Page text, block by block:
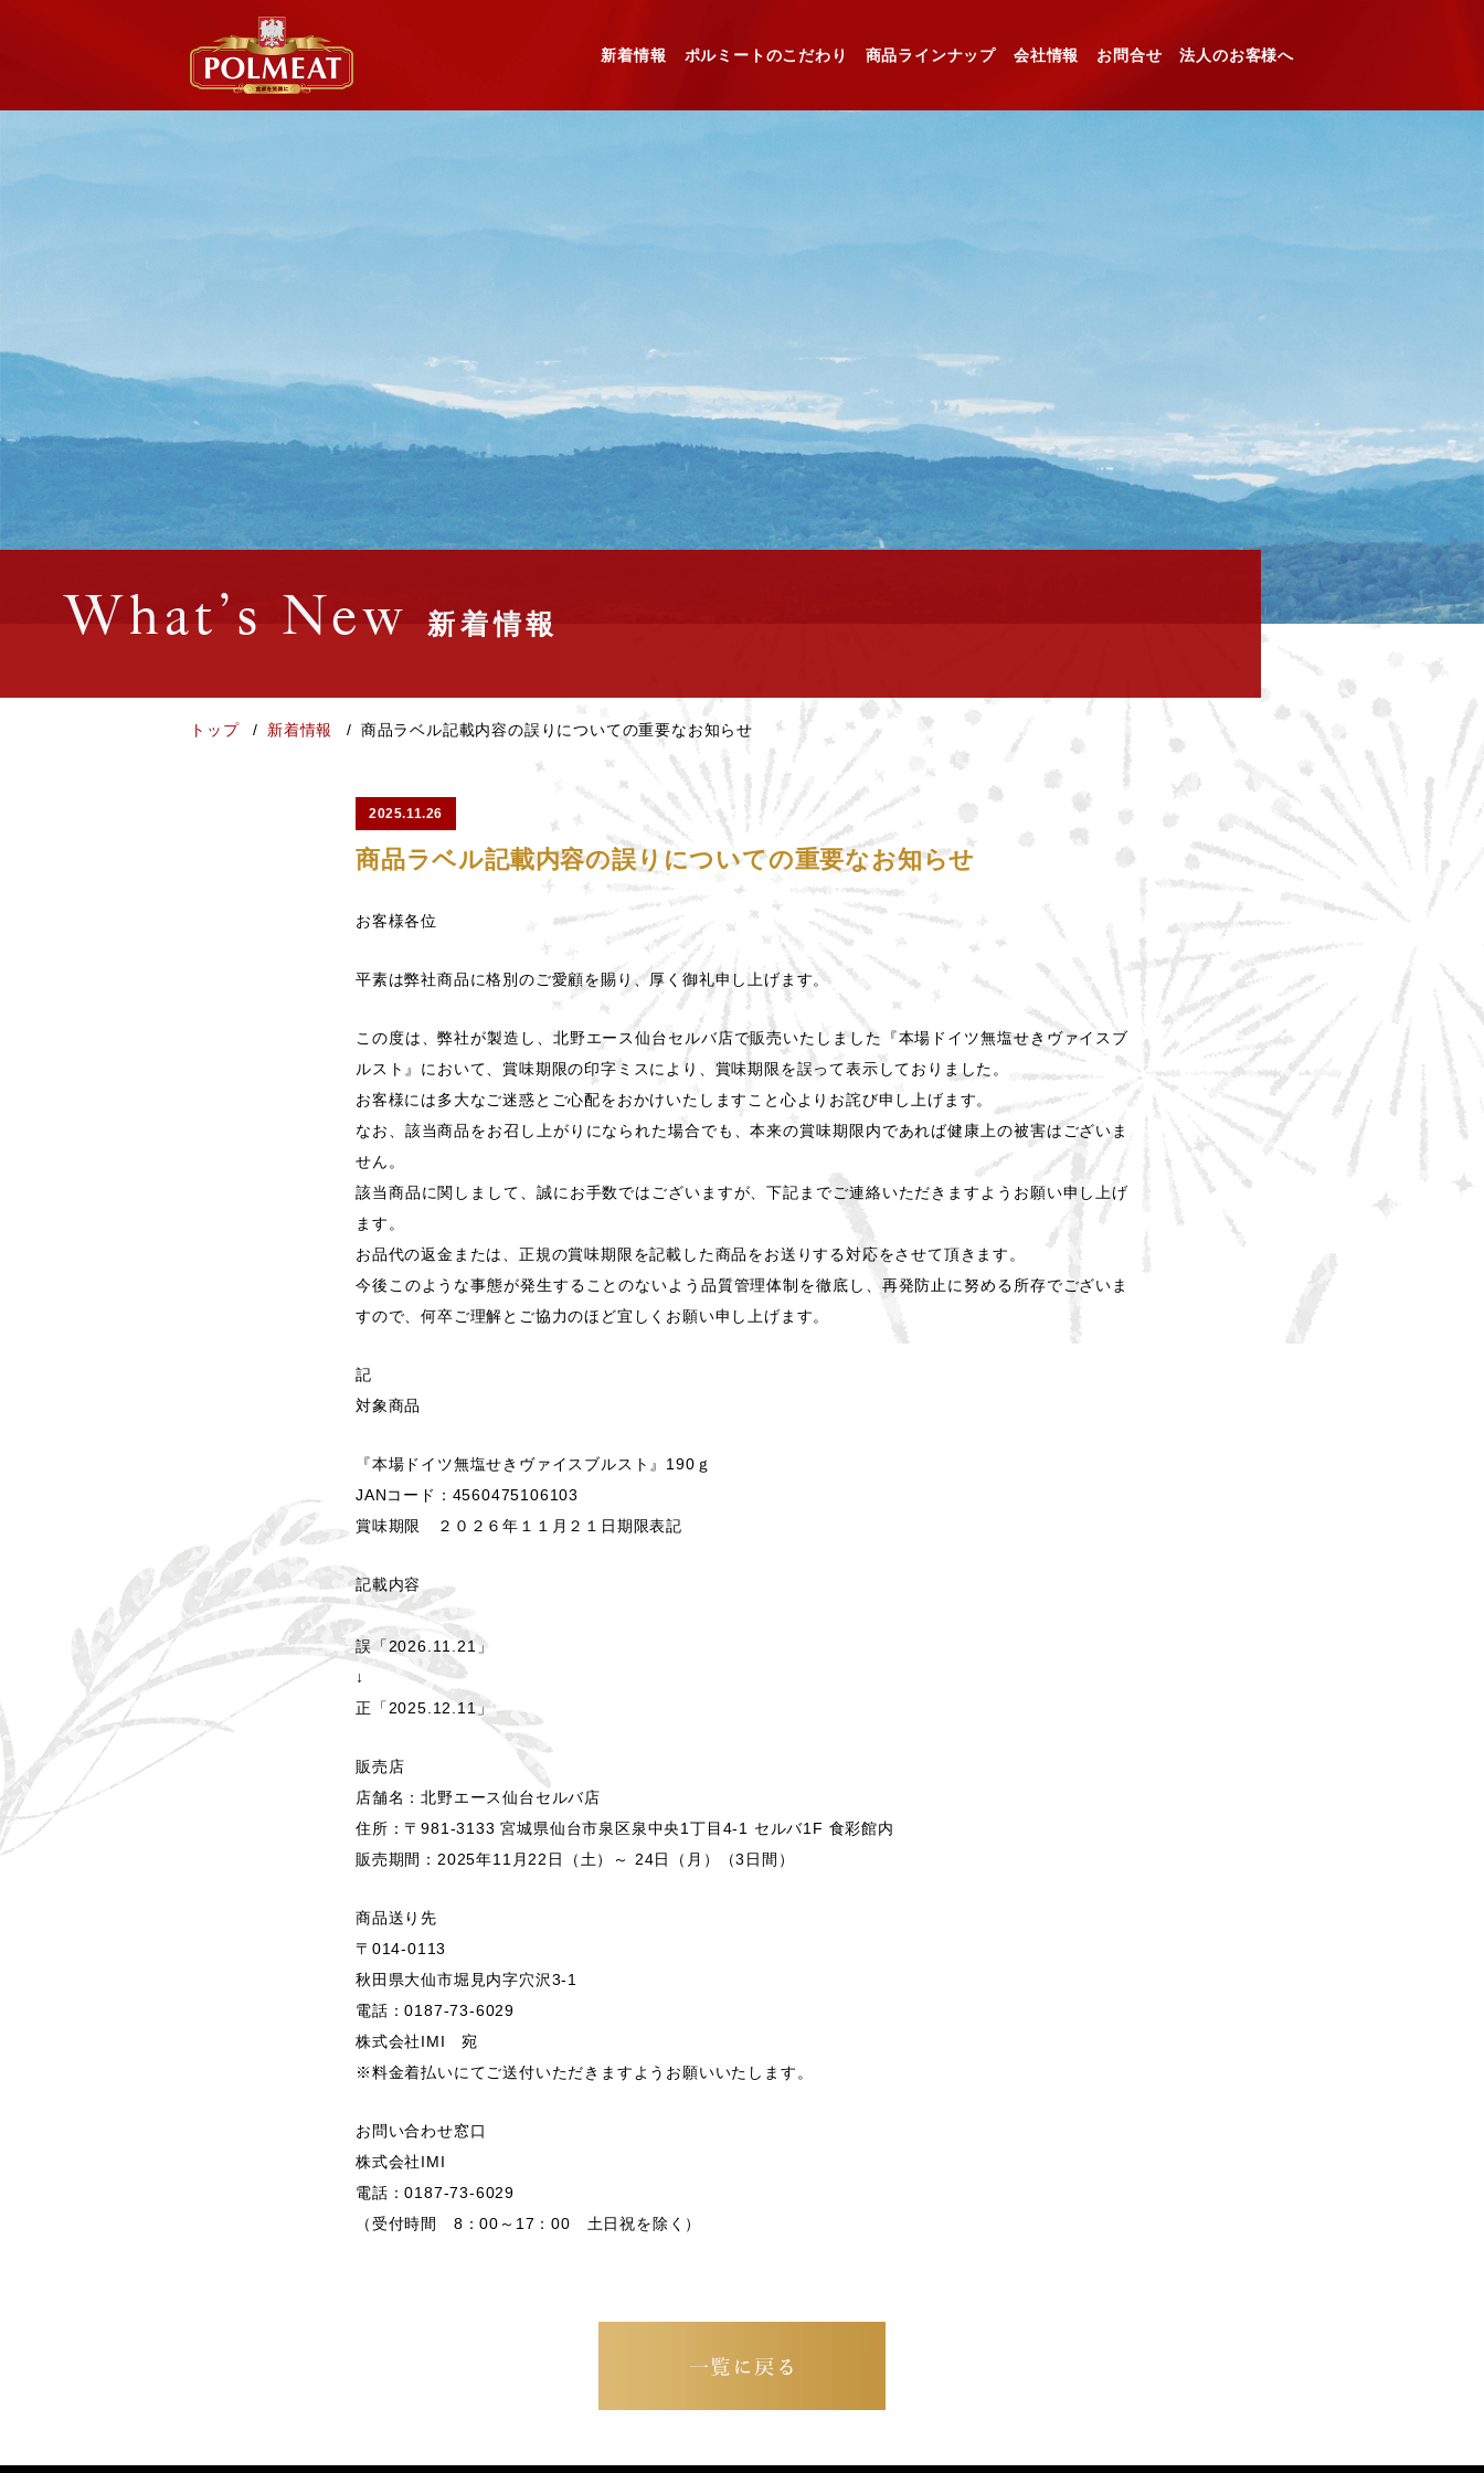
新着情報 ポルミートのこだわり 商品ラインナップ 会社情報 お問合せ 法人のお客様へ
What’s New 新着情報
トップ 新着情報 商品ラベル記載内容の誤りについての重要なお知らせ
2025.11.26
商品ラベル記載内容の誤りについての重要なお知らせ
お客様各位
平素は弊社商品に格別のご愛顧を賜り、厚く御礼申し上げます。
この度は、弊社が製造し、北野エース仙台セルバ店で販売いたしました『本場ドイツ無塩せきヴァイスブ
ルスト』において、賞味期限の印字ミスにより、賞味期限を誤って表示しておりました。
お客様には多大なご迷惑とご心配をおかけいたしますこと心よりお詫び申し上げます。
なお、該当商品をお召し上がりになられた場合でも、本来の賞味期限内であれば健康上の被害はございま
せん。
該当商品に関しまして、誠にお手数ではございますが、下記までご連絡いただきますようお願い申し上げ
ます。
お品代の返金または、正規の賞味期限を記載した商品をお送りする対応をさせて頂きます。
今後このような事態が発生することのないよう品質管理体制を徹底し、再発防止に努める所存でございま
すので、何卒ご理解とご協力のほど宜しくお願い申し上げます。
記
対象商品
『本場ドイツ無塩せきヴァイスブルスト』190ｇ
JANコード：4560475106103
賞味期限 ２０２６年１１月２１日期限表記
記載内容
誤「2026.11.21」
↓
正「2025.12.11」
販売店
店舗名：北野エース仙台セルバ店
住所：〒981-3133 宮城県仙台市泉区泉中央1丁目4-1 セルバ1F 食彩館内
販売期間：2025年11月22日（土）～ 24日（月）（3日間）
商品送り先
〒014-0113
秋田県大仙市堀見内字穴沢3-1
電話：0187-73-6029
株式会社IMI 宛
※料金着払いにてご送付いただきますようお願いいたします。
お問い合わせ窓口
株式会社IMI
電話：0187-73-6029
（受付時間 8：00～17：00 土日祝を除く）